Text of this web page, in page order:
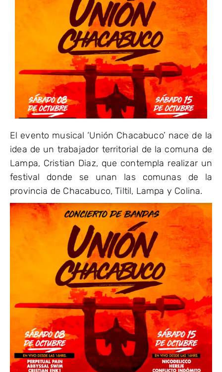
El evento musical ‘Unión Chacabuco’ nace de la
idea de un trabajador territorial de la comuna de
Lampa, Cristian Diaz, que contempla realizar un
festival donde se unan las comunas de la
provincia de Chacabuco, Tiltil, Lampa y Colina.